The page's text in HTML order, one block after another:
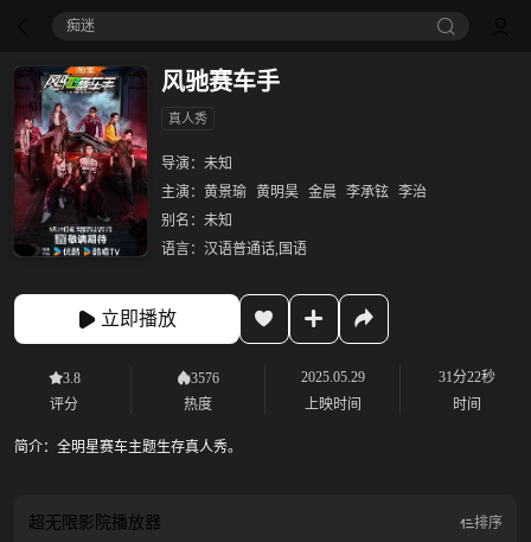
痴迷
风驰赛车手
真人秀
导演： 未知
主演： 黄景瑜 黄明昊 金晨 李承铉 李治
别名： 未知
语言： 汉语普通话,国语
立即播放
3.8
评分
3576
热度
2025.05.29
上映时间
31分22秒
时间
简介： 全明星赛车主题生存真人秀。
超无限影院播放器 排序